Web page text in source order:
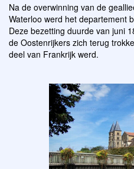
Na de overwinning van de
Waterloo werd het departement
Deze bezetting duurde van juni
de Oostenrijkers zich terug
deel van Frankrijk werd.